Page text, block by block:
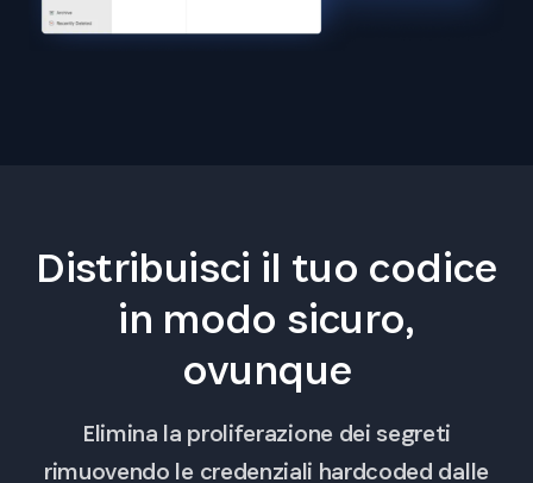
Distribuisci il tuo codice
in modo sicuro,
ovunque
Elimina la proliferazione dei segreti
rimuovendo le credenziali hardcoded dalle